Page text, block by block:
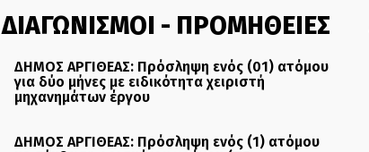
ΔΙΑΓΩΝΙΣΜΟΙ - ΠΡΟΜΗΘΕΙΕΣ
ΔΗΜΟΣ ΑΡΓΙΘΕΑΣ: Πρόσληψη ενός (01) ατόμου
για δύο μήνες με ειδικότητα χειριστή
μηχανημάτων έργου
ΔΗΜΟΣ ΑΡΓΙΘΕΑΣ: Πρόσληψη ενός (1) ατόμου